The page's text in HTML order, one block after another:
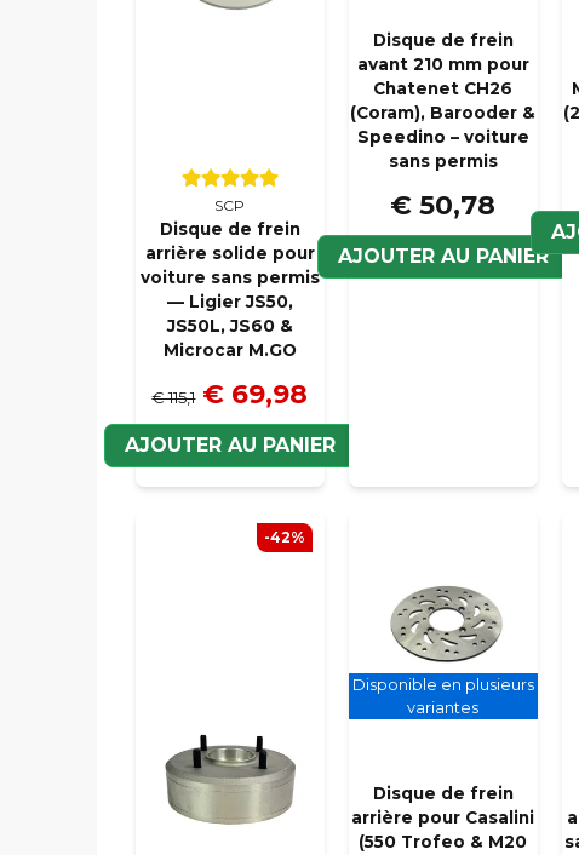
SCP
Disque de frein
arrière solide pour
voiture sans permis
— Ligier JS50,
JS50L, JS60 &
Microcar M.GO
€ 115,1 € 69,98
AJOUTER AU PANIER
Disque de frein
avant 210 mm pour
Chatenet CH26
(Coram), Barooder &
Speedino – voiture
sans permis
€ 50,78
AJOUTER AU PANIER
-42%
Disponible en plusieurs
variantes
Disque de frein
arrière pour Casalini
(550 Trofeo & M20